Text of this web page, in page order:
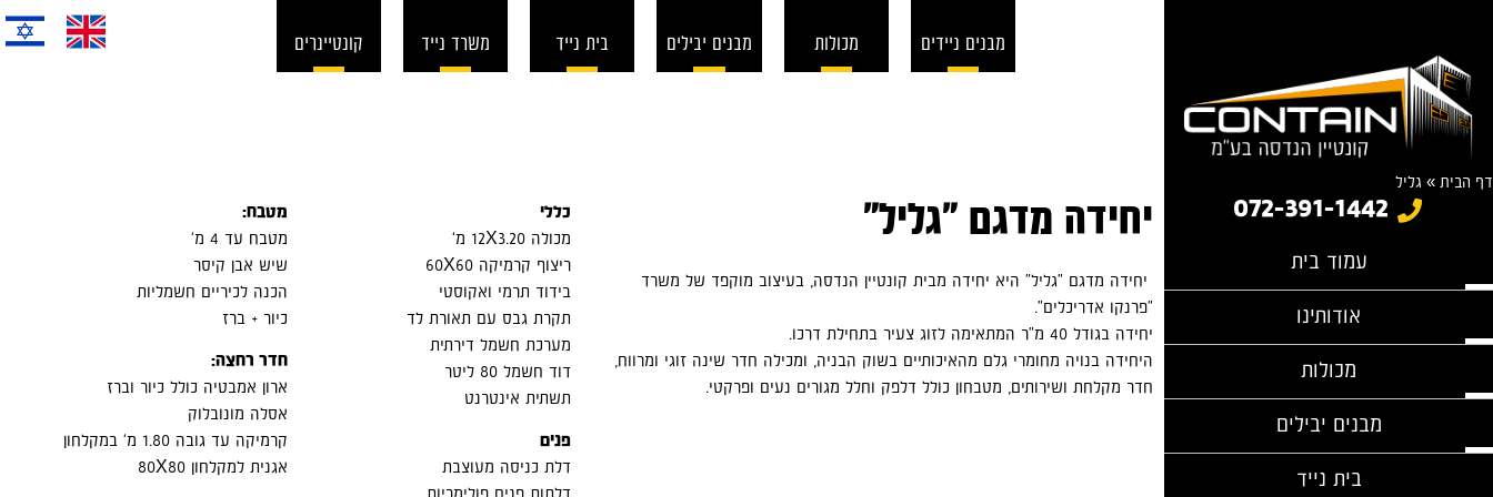
דף הבית » גליל
072-391-1442
עמוד בית
אודותינו
מכולות
מבנים יבילים
בית נייד
מבנים ניידים מכולות מבנים יבילים בית נייד משרד נייד קונטיינרים
יחידה מדגם "גליל"
יחידה מדגם "גליל" היא יחידה מבית קונטיין הנדסה, בעיצוב מוקפד של משרד
"פרנקו אדריכלים".
יחידה בגודל 40 מ"ר המתאימה לזוג צעיר בתחילת דרכו.
היחידה בנויה מחומרי גלם מהאיכותיים בשוק הבניה, ומכילה חדר שינה זוגי ומרווח,
חדר מקלחת ושירותים, מטבחון כולל דלפק וחלל מגורים נעים ופרקטי.
כללי
‏מכולה 12X3.20 מ'
‏ריצוף קרמיקה 60X60
בידוד תרמי ואקוסטי
תקרת גבס עם תאורת לד
מערכת חשמל דירתית
דוד חשמל 80 ליטר
תשתית אינטרנט
פנים
דלת כניסה מעוצבת
מטבח:
מטבח עד 4 מ'
שיש אבן קיסר
הכנה לכיריים חשמליות
כיור + ברז
חדר רחצה:
ארון אמבטיה כולל כיור וברז
אסלה מונובלוק
קרמיקה עד גובה 1.80 מ' במקלחון
אגנית למקלחון 80X80